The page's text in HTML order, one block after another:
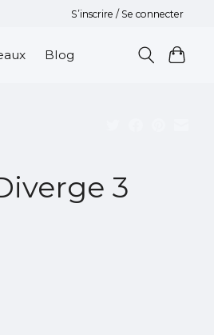
S’inscrire / Se connecter
Blog
3